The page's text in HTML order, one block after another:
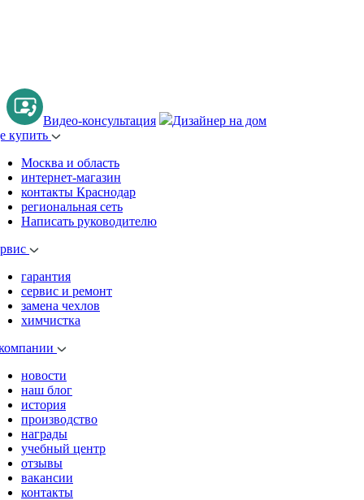
Видео-консультация
Дизайнер на дом
купить
Москва и область
интернет-магазин
контакты Краснодар
региональная сеть
Написать руководителю
гарантия
сервис и ремонт
замена чехлов
химчистка
новости
наш блог
история
производство
награды
учебный центр
отзывы
вакансии
контакты